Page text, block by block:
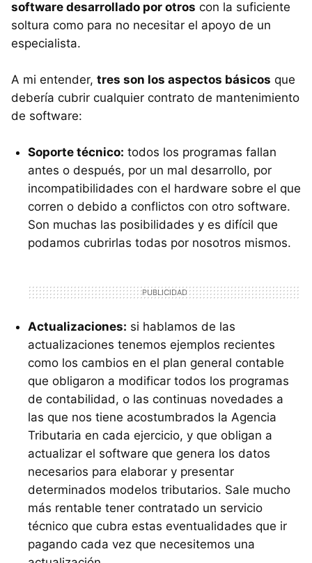
software desarrollado por otros con la suficiente
soltura como para no necesitar el apoyo de un
especialista.
A mi entender, tres son los aspectos básicos que
debería cubrir cualquier contrato de mantenimiento
de software:
Soporte técnico: todos los programas fallan
antes o después, por un mal desarrollo, por
incompatibilidades con el hardware sobre el que
corren o debido a conflictos con otro software.
Son muchas las posibilidades y es difícil que
podamos cubrirlas todas por nosotros mismos.
Actualizaciones: si hablamos de las
actualizaciones tenemos ejemplos recientes
como los cambios en el plan general contable
que obligaron a modificar todos los programas
de contabilidad, o las continuas novedades a
las que nos tiene acostumbrados la Agencia
Tributaria en cada ejercicio, y que obligan a
actualizar el software que genera los datos
necesarios para elaborar y presentar
determinados modelos tributarios. Sale mucho
más rentable tener contratado un servicio
técnico que cubra estas eventualidades que ir
pagando cada vez que necesitemos una